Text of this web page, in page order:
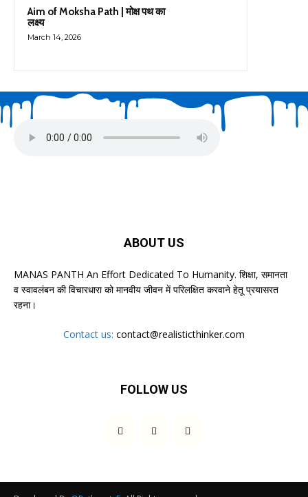
Aim of Moksha Path | मोक्ष पथ का
लक्ष्य
March 14, 2026
ABOUT US
MANAS PANTH An Effort Dedicated To Humanity. शिक्षा, समानता
व स्वावलंबन की विचारधारा को मानवीय जीवन में परिलक्षित करवाने हेतू प्रयासरत
रहना।
Contact us: contact@realisticthinker.com
FOLLOW US